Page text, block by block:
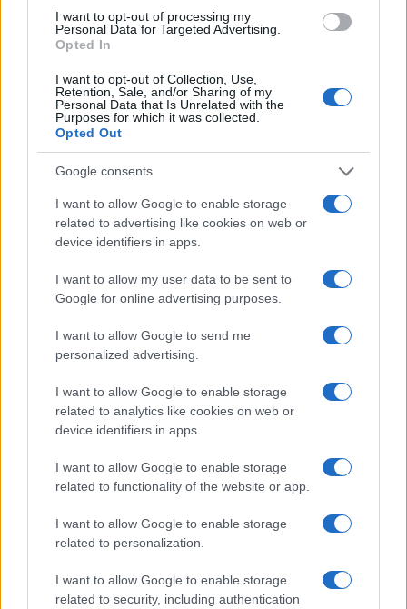
I want to opt-out of processing my
Personal Data for Targeted Advertising.
Opted In
I want to opt-out of Collection, Use,
Retention, Sale, and/or Sharing of my
Personal Data that Is Unrelated with the
Purposes for which it was collected.
Opted Out
Google consents
I want to allow Google to enable storage
related to advertising like cookies on web or
device identifiers in apps.
I want to allow my user data to be sent to
Google for online advertising purposes.
I want to allow Google to send me
personalized advertising.
I want to allow Google to enable storage
related to analytics like cookies on web or
device identifiers in apps.
I want to allow Google to enable storage
related to functionality of the website or app.
I want to allow Google to enable storage
related to personalization.
I want to allow Google to enable storage
related to security, including authentication
Continua a leggere
NEWS
Arrestati cinque agenti della polizia locale di Milano: le
accuse e i dettagli
NEWS